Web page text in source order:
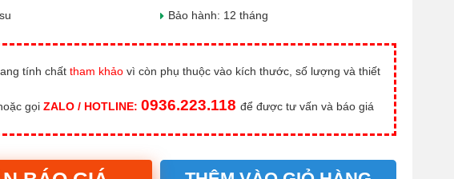
Bảo hành: 12 tháng
tính chất tham khảo vì còn phụ thuộc vào kích thước, số lượng và thiết
gọi ZALO / HOTLINE: 0936.223.118 để được tư vấn và báo giá